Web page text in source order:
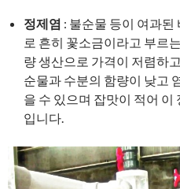
정제염 : 불순물 등이 여과된
로 흔히 꽃소금이라고 부르
량 생산으로 가격이 저렴하
순물과 수분의 함량이 낮고
을 수 있으며 잡맛이 적어
입니다.